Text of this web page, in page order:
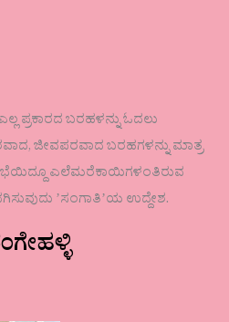
ಪ್ರಕಾರದ ಬರಹಳನ್ನು ಓದಲು
ಜೀವಪರವಾದ ಬರಹಗಳನ್ನು ಮಾತ್ರ
ಎಲೆಮರೆಕಾಯಿಗಳಂತಿರುವ
ʼಸಂಗಾತಿʼಯ ಉದ್ದೇಶ.